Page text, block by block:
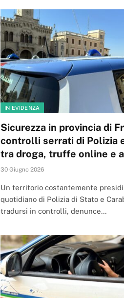
IN EVIDENZA
Sicurezza in provincia di
controlli serrati di Polizia
tra droga, truffe online e
30 Giugno 2026
Un territorio costantemente
quotidiano di Polizia di Stato e
tradursi in controlli, denunce…